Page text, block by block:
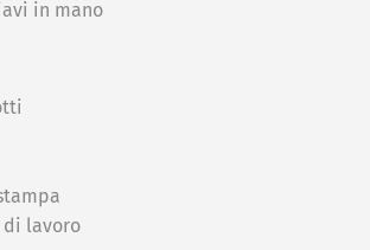
in ​​mano
lavoro